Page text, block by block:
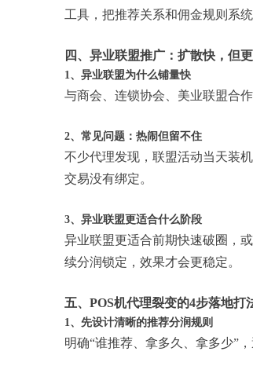
工具，把推荐关系和佣金规则系
四、异业联盟推广：扩散快，但
1、异业联盟为什么铺量快
与商会、连锁协会、美业联盟合
2、常见问题：热闹但留不住
不少代理发现，联盟活动当天装
交易没有绑定。
3、异业联盟更适合什么阶段
异业联盟更适合前期快速破圈，
续分润锁定，效果才会更稳定。
五、POS机代理裂变的4步落地打
1、先设计清晰的推荐分润规则
明确“谁推荐、拿多久、拿多少”